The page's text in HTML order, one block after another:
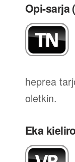
Opi-sarja
heprea
oletkin.
Eka